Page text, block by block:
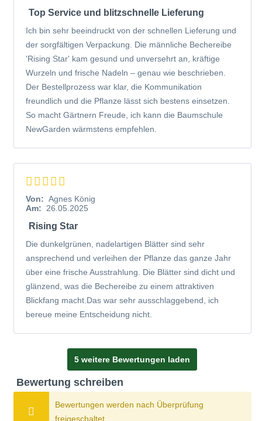
Star'
Die Bechereibe 'Rising Star' ist ein äußerst
pflegeleichtes, anspruchsloses, extrem frosthartes und
windfestes Exemplar. Sie können die Heckenpflanze
allerdings mit zusätzlicher Pflege unterstützen, damit sie
noch kräftiger heranwachsen kann. Informieren Sie sich
gerne auf unserem Blog rund um das Thema
Pflegeempfehlungen. Lesen Sie in
unseremJahreskalender der Gartenpflege
Pflanzzeit
Da dieBechereibe 'Rising Star'
empfohlen. Durch die herbstlichen Niederschläge und den
noch aufgewärmten Boden vom Sommer wird die Pflanze
optimal versorgt. Der Heckenpflanze ist es so möglich,
genügend Wurzeln im Boden zu verankern, um gut über
den Winter zu kommen und im Frühjahr kraftvoll mit dem
Wachstum beginnen zu können. Sie können die
media 'Rising Star'ebenso im Frühjahr in den Boden
setzen. Dies sollte geschehen, bevor die Pflanze mit dem
Austrieb begonnen hat. Sie sollten darauf achten, dass der
Boden nicht mehr gefroren ist und noch keine zu hohen
Temperaturen eingesetzt haben.
Top Service und blitzschnelle Lieferung
Ich bin sehr beeindruckt von der schnellen Lieferung und
der sorgfältigen Verpackung. Die männliche Bechereibe
'Rising Star' kam gesund und unversehrt an, kräftige
Wurzeln und frische Nadeln – genau wie beschrieben.
Der Bestellprozess war klar, die Kommunikation
freundlich und die Pflanze lässt sich bestens einsetzen.
So macht Gärtnern Freude, ich kann die Baumschule
NewGarden wärmstens empfehlen.
Von: Agnes König
Am:
26.05.2025
Rising Star
Die dunkelgrünen, nadelartigen Blätter sind sehr
ansprechend und verleihen der Pflanze das ganze Jahr
über eine frische Ausstrahlung. Die Blätter sind dicht und
glänzend, was die Bechereibe zu einem attraktiven
Blickfang macht.Das war sehr ausschlaggebend, ich
bereue meine Entscheidung nicht.
5 weitere Bewertungen laden
Bewertung schreiben
Bewertungen werden nach Überprüfung
freigeschaltet.